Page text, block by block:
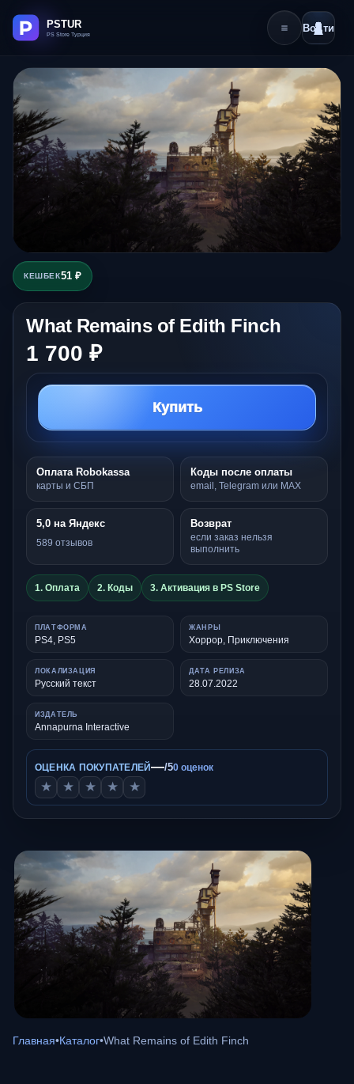
Войти
КЕШБЕК51 ₽
What Remains of Edith Finch
1 700 ₽
Купить
Оплата Robokassa
карты и СБП
Коды после оплаты
email, Telegram или MAX
5,0 на Яндекс
589 отзывов
Возврат
если заказ нельзя
выполнить
1. Оплата 2. Коды 3. Активация в PS Store
ПЛАТФОРМА
PS4, PS5
ЖАНРЫ
Хоррор, Приключения
ЛОКАЛИЗАЦИЯ
Русский текст
ДАТА РЕЛИЗА
28.07.2022
ИЗДАТЕЛЬ
Annapurna Interactive
ОЦЕНКА ПОКУПАТЕЛЕЙ—/50 оценок
★ ★ ★ ★ ★
Главная•Каталог•What Remains of Edith Finch